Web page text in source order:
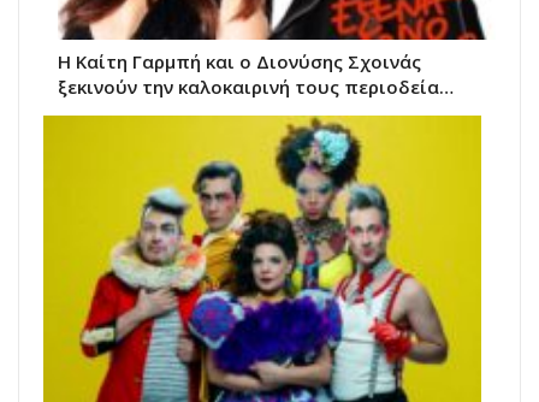
Η Καίτη Γαρμπή και ο Διονύσης Σχοινάς
ξεκινούν την καλοκαιρινή τους περιοδεία…